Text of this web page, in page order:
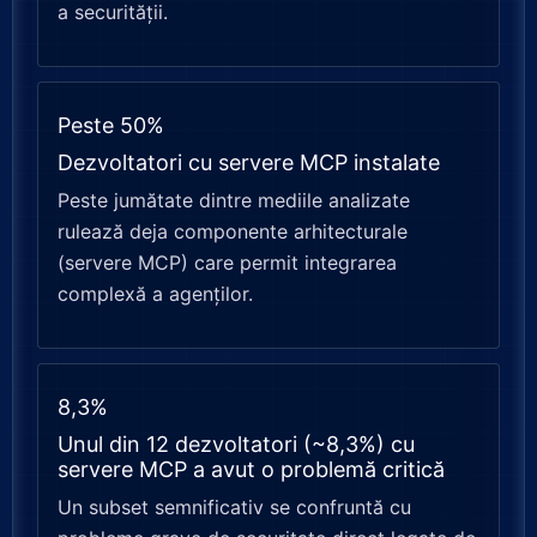
a securității.
Peste 50%
Dezvoltatori cu servere MCP instalate
Peste jumătate dintre mediile analizate
rulează deja componente arhitecturale
(servere MCP) care permit integrarea
complexă a agenților.
8,3%
Unul din 12 dezvoltatori (~8,3%) cu
servere MCP a avut o problemă critică
Un subset semnificativ se confruntă cu